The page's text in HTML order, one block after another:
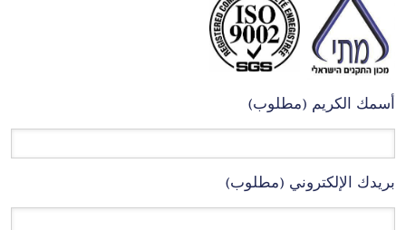
أسمك الكريم (مطلوب)
بريدك الإلكتروني (مطلوب)